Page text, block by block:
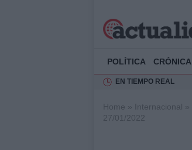
POLÍTICA CRÓNICA
EN TIEMPO REAL
Home » Internacional »
27/01/2022